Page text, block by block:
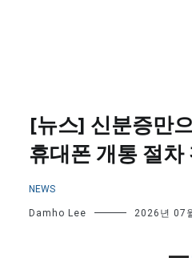
[뉴스] 신분증만
휴대폰 개통 절
NEWS
Damho Lee 2026년 07